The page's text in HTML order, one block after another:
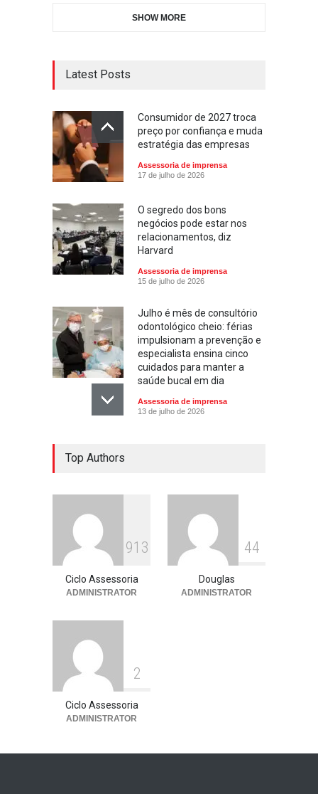
SHOW MORE
Latest Posts
Consumidor de 2027 troca
preço por confiança e muda
estratégia das empresas
Assessoria de imprensa
17 de julho de 2026
O segredo dos bons
negócios pode estar nos
relacionamentos, diz
Harvard
Assessoria de imprensa
15 de julho de 2026
Julho é mês de consultório
odontológico cheio: férias
impulsionam a prevenção e
especialista ensina cinco
cuidados para manter a
saúde bucal em dia
Assessoria de imprensa
13 de julho de 2026
13 de julho de 2026
Top Authors
91 3
Ciclo Assessoria
ADMINISTRATOR
44
Douglas
ADMINISTRATOR
2
Ciclo Assessoria
ADMINISTRATOR